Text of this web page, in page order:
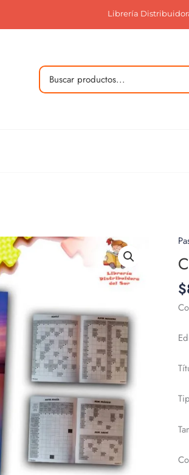
Librería
Buscar
$